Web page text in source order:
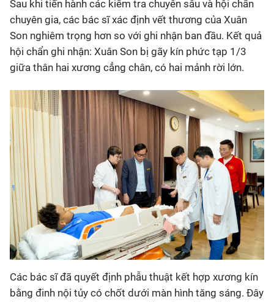
Thể thao Điện tử
Các môn khác
VIDEO
Bên lề
Sau khi tiến hành các kiểm tra chuyên sâu và hội chẩn
chuyên gia, các bác sĩ xác định vết thương của Xuân
Son nghiêm trọng hơn so với ghi nhận ban đầu. Kết quả
hội chẩn ghi nhận: Xuân Son bị gãy kín phức tạp 1/3
giữa thân hai xương cẳng chân, có hai mảnh rời lớn.
Các bác sĩ đã quyết định phẫu thuật kết hợp xương kín
bằng đinh nội tủy có chốt dưới màn hình tăng sáng. Đây